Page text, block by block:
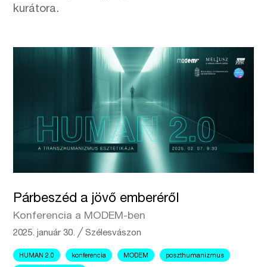
kurátora.
Párbeszéd a jövő emberéről
Konferencia a MODEM-ben
2025. január 30. ╱Szélesvászon
HUMAN 2.0 konferencia MODEM poszthumanizmus